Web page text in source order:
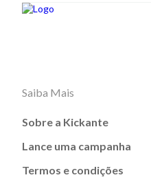
Saiba Mais
Sobre a Kickante
Lance uma campanha
Termos e condições